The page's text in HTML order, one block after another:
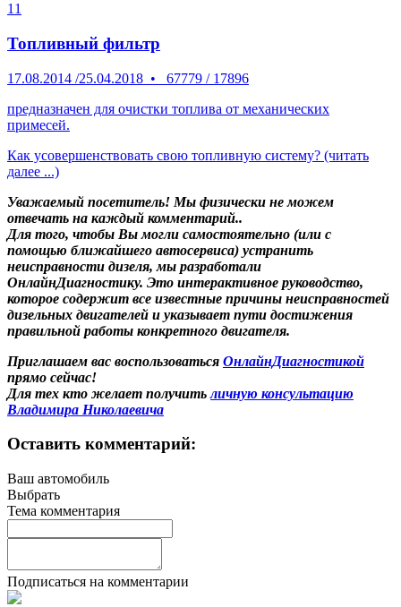
11
Топливный фильтр
17.08.2014 /25.04.2018 • 67779 / 17896
предназначен для очистки топлива от механических
примесей.
Как усовершенствовать свою топливную систему? (читать
далее ...)
Уважаемый посетитель! Мы физически не можем
отвечать на каждый комментарий..
Для того, чтобы Вы могли самостоятельно (или с
помощью ближайшего автосервиса) устранить
неисправности дизеля, мы разработали
ОнлайнДиагностику. Это интерактивное руководство,
которое содержит все известные причины неисправностей
дизельных двигателей и указывает пути достижения
правильной работы конкретного двигателя.
Приглашаем вас воспользоваться ОнлайнДиагностикой
прямо сейчас!
Для тех кто желает получитьличную консультацию
Владимира Николаевича
Оставить комментарий:
Ваш автомобиль
Выбрать
Тема комментария
Подписаться на комментарии